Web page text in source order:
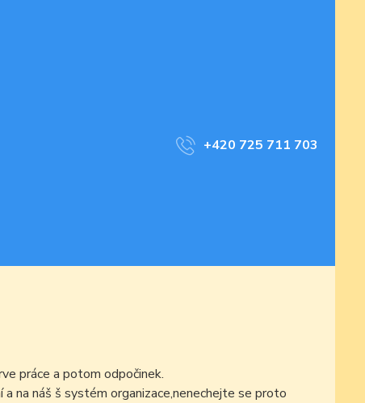
+420 725 711 703
práce a potom odpočinek.
na náš š systém organizace,nenechejte se proto